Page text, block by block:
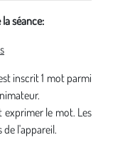
séance:
inscrit 1 mot parmi
exprimer le mot. Les
l'appareil.